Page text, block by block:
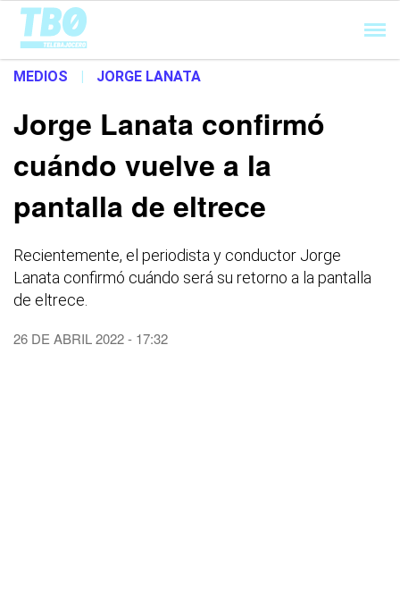
Cargando...
MEDIOS | JORGE LANATA
Jorge Lanata confirmó
cuándo vuelve a la
pantalla de eltrece
Recientemente, el periodista y conductor Jorge
Lanata confirmó cuándo será su retorno a la pantalla
de eltrece.
26 DE ABRIL 2022 - 17:32